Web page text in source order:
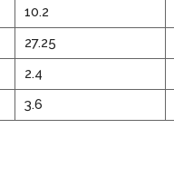
10.2
27.25
2.4
3.6